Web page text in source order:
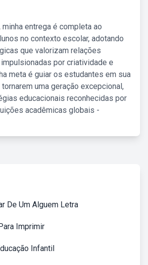
minha entrega é completa ao
no contexto escolar, adotando
que valorizam relações
por criatividade e
meta é guiar os estudantes em sua
uma geração excepcional,
educacionais reconhecidas por
acadêmicas globais -
De Um Alguem Letra
Imprimir
Infantil